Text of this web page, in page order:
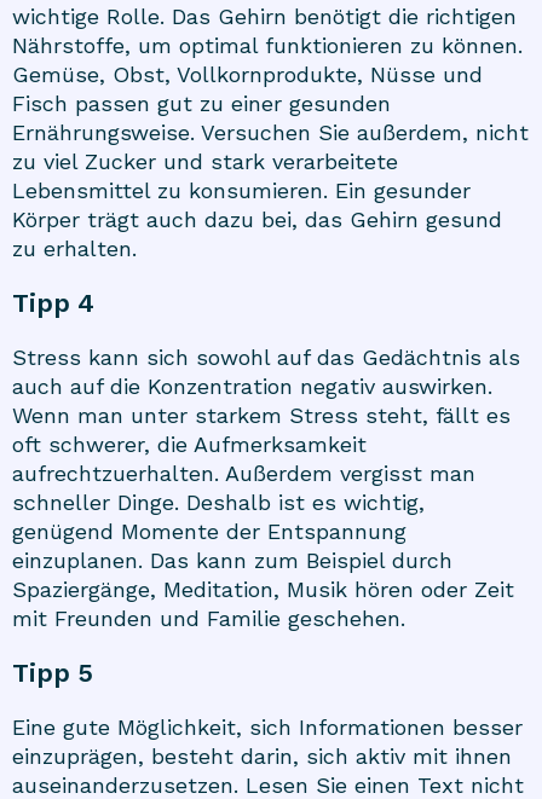
wichtige Rolle. Das Gehirn benötigt die richtigen
Nährstoffe, um optimal funktionieren zu können.
Gemüse, Obst, Vollkornprodukte, Nüsse und
Fisch passen gut zu einer gesunden
Ernährungsweise. Versuchen Sie außerdem, nicht
zu viel Zucker und stark verarbeitete
Lebensmittel zu konsumieren. Ein gesunder
Körper trägt auch dazu bei, das Gehirn gesund
zu erhalten.
Tipp 4
Stress kann sich sowohl auf das Gedächtnis als
auch auf die Konzentration negativ auswirken.
Wenn man unter starkem Stress steht, fällt es
oft schwerer, die Aufmerksamkeit
aufrechtzuerhalten. Außerdem vergisst man
schneller Dinge. Deshalb ist es wichtig,
genügend Momente der Entspannung
einzuplanen. Das kann zum Beispiel durch
Spaziergänge, Meditation, Musik hören oder Zeit
mit Freunden und Familie geschehen.
Tipp 5
Eine gute Möglichkeit, sich Informationen besser
einzuprägen, besteht darin, sich aktiv mit ihnen
auseinanderzusetzen. Lesen Sie einen Text nicht